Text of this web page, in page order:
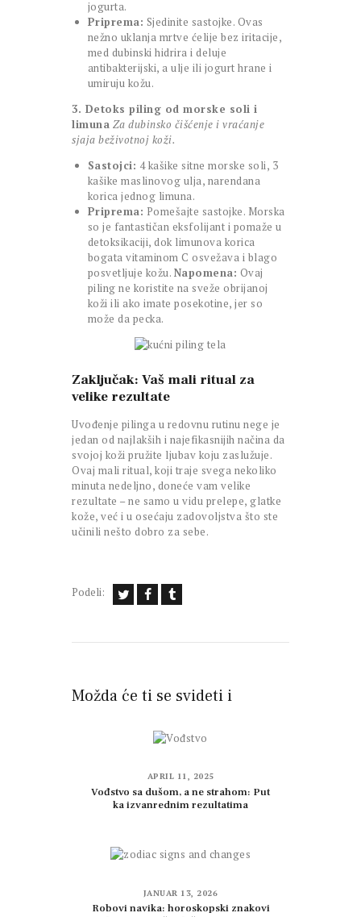
jogurta.
Priprema: Sjedinite sastojke. Ovas
nežno uklanja mrtve ćelije bez iritacije,
med dubinski hidrira i deluje
antibakterijski, a ulje ili jogurt hrane i
umiruju kožu.
3. Detoks piling od morske soli i
limuna Za dubinsko čišćenje i vraćanje
sjaja beživotnoj koži.
Sastojci: 4 kašike sitne morske soli, 3
kašike maslinovog ulja, narendana
korica jednog limuna.
Priprema: Pomešajte sastojke. Morska
so je fantastičan eksfolijant i pomaže u
detoksikaciji, dok limunova korica
bogata vitaminom C osvežava i blago
posvetljuje kožu. Napomena: Ovaj
piling ne koristite na sveže obrijanoj
koži ili ako imate posekotine, jer so
može da pecka.
Zaključak: Vaš mali ritual za
velike rezultate
Uvođenje pilinga u redovnu rutinu nege je
jedan od najlakših i najefikasnijih načina da
svojoj koži pružite ljubav koju zaslužuje.
Ovaj mali ritual, koji traje svega nekoliko
minuta nedeljno, doneće vam velike
rezultate – ne samo u vidu prelepe, glatke
kože, već i u osećaju zadovoljstva što ste
učinili nešto dobro za sebe.
Podeli:
Možda će ti se svideti i
APRIL 11, 2025
Vođstvo sa dušom, a ne strahom: Put
ka izvanrednim rezultatima
JANUAR 13, 2026
Robovi navika: horoskopski znakovi